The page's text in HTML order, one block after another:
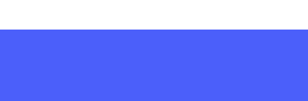
광역자치단체 유튜브 채널의 구독자